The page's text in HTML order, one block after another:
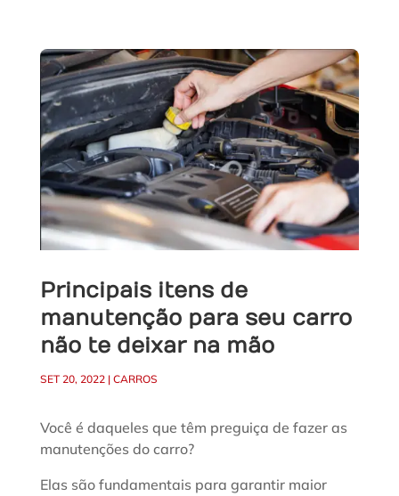
Principais itens de
manutenção para seu carro
não te deixar na mão
SET 20, 2022| CARROS
Você é daqueles que têm preguiça de fazer as
manutenções do carro?
Elas são fundamentais para garantir maior